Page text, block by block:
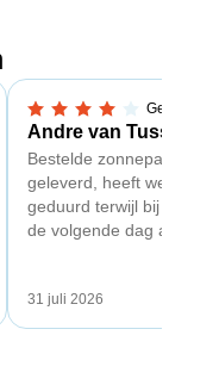
4 van 5 sterren
Andre van
Bestelde zonnepanelen
geleverd, heeft wel een
geduurd terwijl bij een
de volgende dag al
31 juli 2026